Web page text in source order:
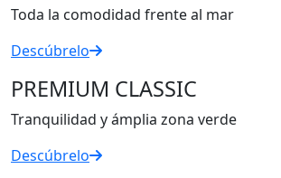
Toda la comodidad frente al mar
Descúbrelo
PREMIUM CLASSIC
Tranquilidad y ámplia zona verde
Descúbrelo